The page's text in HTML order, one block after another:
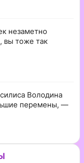
незаметно
вы тоже так
Володина
перемены, —